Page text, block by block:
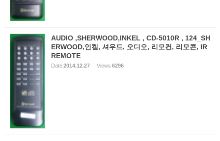
AUDIO ,SHERWOOD,INKEL , CD-5010R , 124_SH
ERWOOD,인켈, 셔우드, 오디오, 리모컨, 리모콘, IR
REMOTE
Date2014.12.27 Views 6296